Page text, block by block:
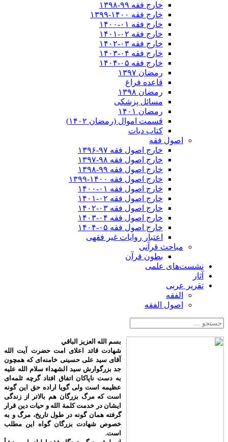
خارج فقه ۹۹-۱۳۹۸
خارج فقه ۱۴۰۰-۱۳۹۹
خارج فقه ۰۱-۱۴۰۰
خارج فقه ۰۲-۱۴۰۱
خارج فقه ۰۳-۱۴۰۲
خارج فقه ۰۴-۱۴۰۳
خارج فقه ۰۵-۱۴۰۴
رمضان ۱۳۹۷
قاعده فراغ
رمضان ۱۳۹۸
مسائل پزشکی
رمضان ۱۴۰۱
قسمت اموال (رمضان ۱۴۰۲)
کتاب دیات
اصول فقه
خارج اصول فقه ۹۷-۱۳۹۶
خارج اصول فقه ۹۸-۱۳۹۷
خارج اصول فقه ۹۹-۱۳۹۸
خارج اصول فقه ۱۴۰۰-۱۳۹۹
خارج اصول فقه ۰۱-۱۴۰۰
خارج اصول فقه ۰۲-۱۴۰۱
خارج اصول فقه ۰۳-۱۴۰۲
خارج اصول فقه ۰۴-۱۴۰۳
خارج اصول فقه ۰۵-۱۴۰۴
اعتبار روایات غیر فقهی
مباحث قرآنی
بطون قرآن
نشست‌های علمی
آثار
تقریر عربی
الفقه
اصول الفقه
بسم الله العزیز الباقي
شهادت قائد اعلای امت حضرت آیت الله
آقای سید علی حسینی خامنه‌ای که همچون
جد بزرگوارش سید الشهداء سلام الله علیه
به دست ناپاکان اتفاق افتاد گرچه ثلمه‌ای
عظیمه است ولی گویا اراده حق این گونه
است که مرگ بزرگان هم بالاتر از زندگی
ایشان در خدمت کلمة الله و حیات دین قرار
گرفته همان گونه در طول تاریخ، مرگ و به
خصوص شهادت بزرگان گواه این مطلب
است.